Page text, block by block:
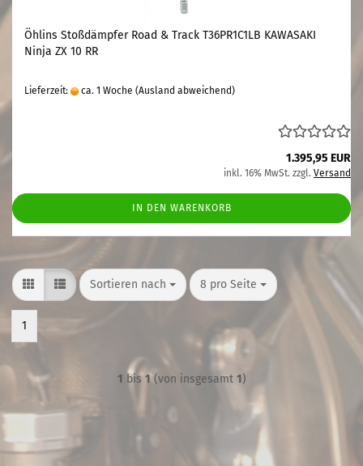
Öhlins Stoßdämpfer Road & Track T36PR1C1LB KAWASAKI
Ninja ZX 10 RR
Lieferzeit: ca. 1 Woche (Ausland abweichend)
1.395,95 EUR
inkl. 16% MwSt. zzgl. Versand
IN DEN WARENKORB
Sortieren nach
Sortieren nach 8 pro Seite
pro Seite
1
1 bis1(von insgesamt 1)